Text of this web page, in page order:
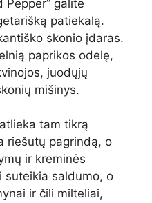
Pepper” galite
patiekalą.
skonio įdaras.
paprikos odelę,
juodųjų
mišinys.
tam tikrą
riešutų pagrindą, o
ir kreminės
suteikia saldumo, o
ir čili milteliai,